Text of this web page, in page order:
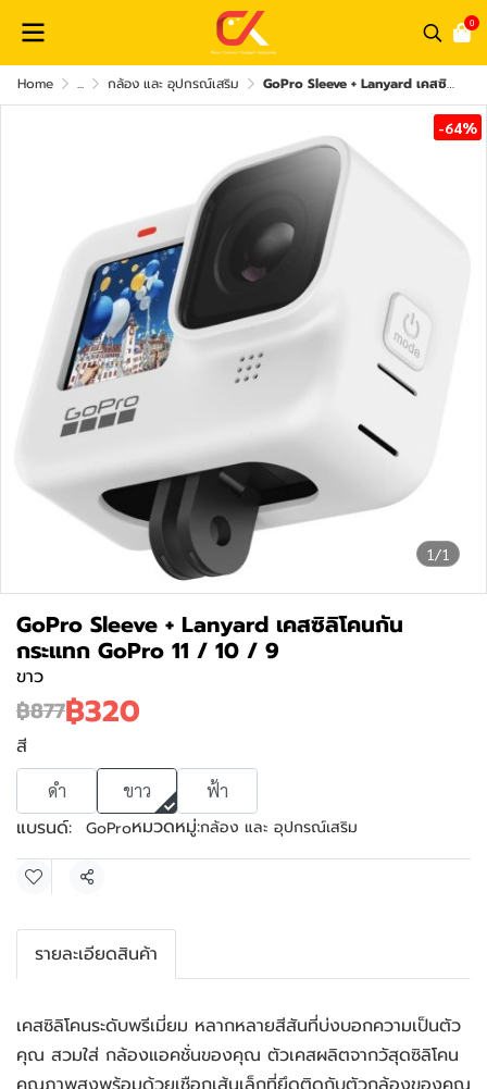
0
Home ... กล้อง และ อุปกรณ์เสริม GoPro Sleeve + Lanyard เคสซิลิโคนกันกระแทก GoPro 11 / 10 / 9
1/1
-64%
GoPro Sleeve + Lanyard เคสซิลิโคนกัน
กระแทก GoPro 11 / 10 / 9
ขาว
฿877฿320
สี
ดำ ขาว ฟ้า
แบรนด์: GoProหมวดหมู่:กล้อง และ อุปกรณ์เสริม
แชร์
รายละเอียดสินค้า
เคสซิลิโคนระดับพรีเมี่ยม หลากหลายสีสันที่บ่งบอกความเป็นตัว
คุณ สวมใส่ กล้องแอคชั่นของคุณ ตัวเคสผลิตจากวัสุดซิลิโคน